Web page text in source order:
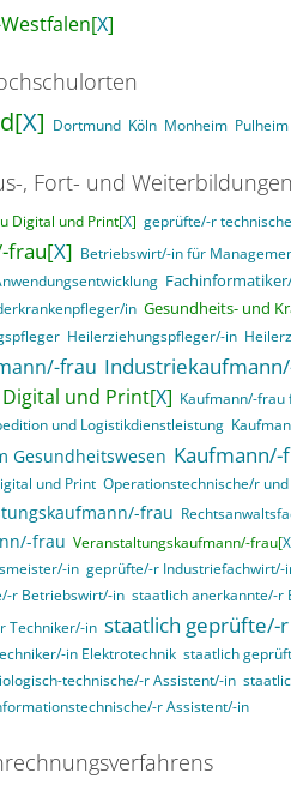
X]
X] Dortmund Köln Monheim Pulheim
, Fort- und Weiterbildungen
Digital und Print[X] geprüfte/-r
frau[X] Betriebswirt/-in für
in Gesundheits- und
Heilerziehungspfleger/-in
frau
und Print[X] Kaufmann/-
und Logistikdienstleistung
Gesundheitswesen Kaufmann/-
und Print Operationstechnische/r
frau
frau Veranstaltungskaufmann/-frau[X
in geprüfte/-r Industriefachwirt/-
r Betriebswirt/-in staatlich anerkannte/-r
Techniker/-in staatlich geprüfte/-
in Elektrotechnik staatlich
technische/-r Assistent/-in
r Assistent/-in